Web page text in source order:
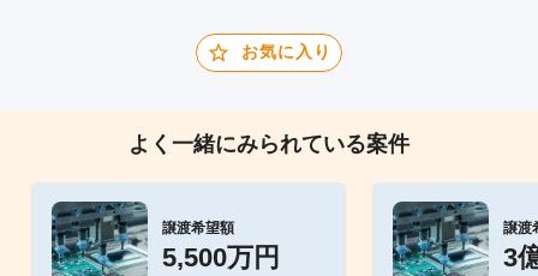
お気に入り
よく一緒にみられている案件
譲渡希望額
5,500万円
譲渡
3